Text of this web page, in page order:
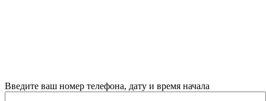
Введите ваш номер телефона, дату и время начала